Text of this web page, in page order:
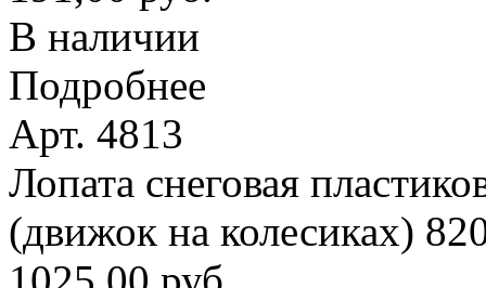
В наличии
Подробнее
Арт. 4813
Лопата снеговая
(движок на колесиках)